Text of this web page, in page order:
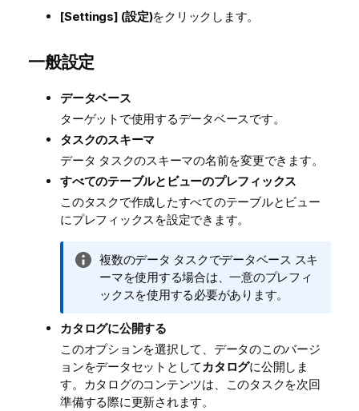
[Settings] (設定)をクリックします。
一般設定
データベース
ターゲットで使用するデータベースです。
タスクのスキーマ
データ タスクのスキーマの名前を変更できます。
すべてのテーブルとビューのプレフィックス
このタスクで作成したすべてのテーブルとビュー
にプレフィックスを設定できます。
情
報
メ
複数のデータ タスクでデータベース スキ
ーマを使用する場合は、一意のプレフィ
ックスを使用する必要があります。
カタログに公開する
このオプションを選択して、データのこのバージ
ョンをデータセットとしてカタログに公開しま
す。カタログのコンテンツは、このタスクを次回
準備する際に更新されます。